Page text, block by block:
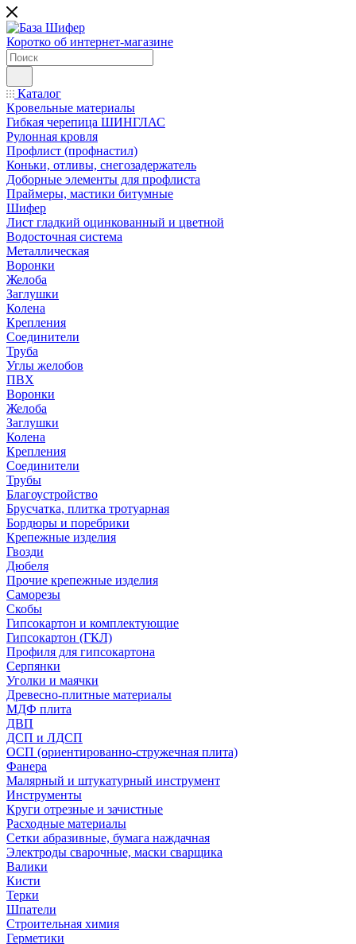
Коротко об интернет-магазине
Каталог
Кровельные материалы
Гибкая черепица ШИНГЛАС
Рулонная кровля
Профлист (профнастил)
Коньки, отливы, снегозадержатель
Доборные элементы для профлиста
Праймеры, мастики битумные
Шифер
Лист гладкий оцинкованный и цветной
Водосточная система
Металлическая
Воронки
Желоба
Заглушки
Колена
Крепления
Соединители
Труба
Углы желобов
ПВХ
Воронки
Желоба
Заглушки
Колена
Крепления
Соединители
Трубы
Благоустройство
Брусчатка, плитка тротуарная
Бордюры и поребрики
Крепежные изделия
Гвозди
Дюбеля
Прочие крепежные изделия
Саморезы
Скобы
Гипсокартон и комплектующие
Гипсокартон (ГКЛ)
Профиля для гипсокартона
Серпянки
Уголки и маячки
Древесно-плитные материалы
МДФ плита
ДВП
ДСП и ЛДСП
ОСП (ориентированно-стружечная плита)
Фанера
Малярный и штукатурный инструмент
Инструменты
Круги отрезные и зачистные
Расходные материалы
Сетки абразивные, бумага наждачная
Электроды сварочные, маски сварщика
Валики
Кисти
Терки
Шпатели
Строительная химия
Герметики